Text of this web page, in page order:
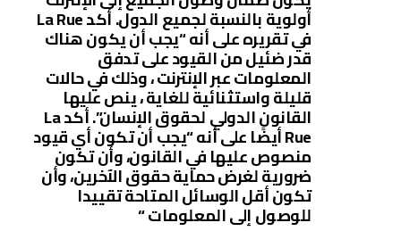
أولوية بالنسبة لجميع الدول. أكد La Rue
في تقريره على أنه “يجب أن يكون هناك
قدر ضئيل من القيود على تدفق
المعلومات عبر الإنترنت ، وذلك في حالات
قليلة واستثنائية للغاية ، ينص عليها
القانون الدولي لحقوق الإنسان”. أكد La
Rue أيضًا على أنه “يجب أن تكون أي قيود
منصوص عليها في القانون، وأن تكون
ضرورية لغرض حماية حقوق الآخرين، وأن
تكون أقل الوسائل المتاحة تقييدا
للوصول إلى المعلومات “